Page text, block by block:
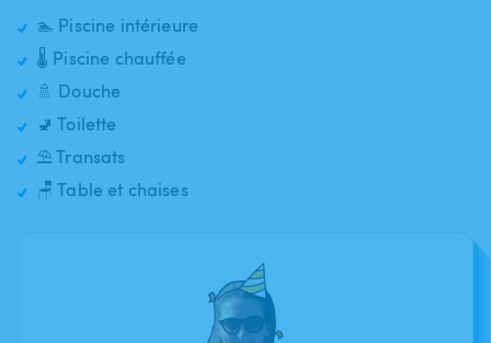
🏊 Piscine intérieure
🌡️ Piscine chauffée
🚿 Douche
🚽 Toilette
⛱️ Transats
🪑 Table et chaises